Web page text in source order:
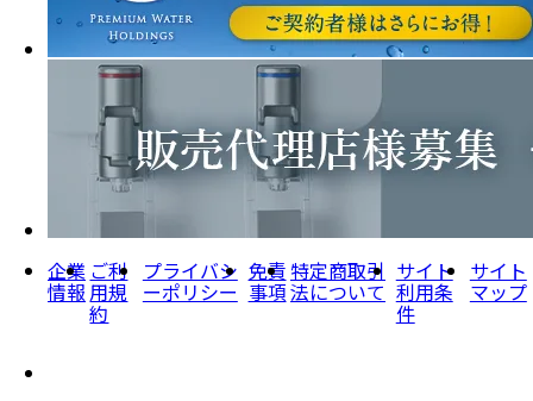
企業
情報
ご利
用規
約
プライバシ
ーポリシー
免責
事項
特定商取引
法について
サイト
利用条
件
サイト
マップ